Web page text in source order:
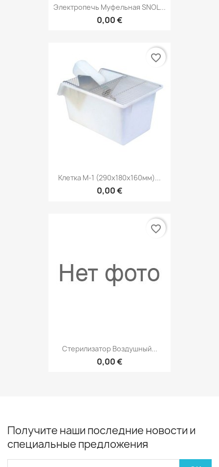
Электропечь Муфельная SNOL...
0,00 €
Клетка M-1 (290х180х160мм)...
0,00 €
favorite_border
Стерилизатор Воздушный...
0,00 €
favorite_border
Получите наши последние новости и
специальные предложения